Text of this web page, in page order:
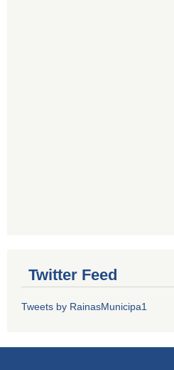
Twitter Feed
Tweets by RainasMunicipa1